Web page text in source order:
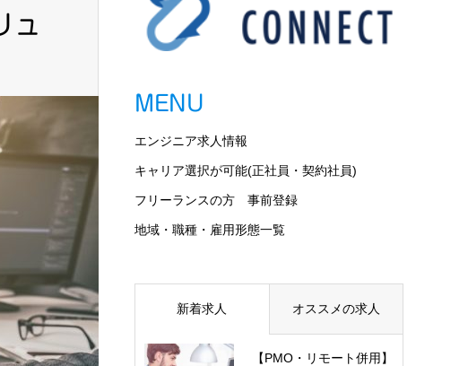
ュ
MENU
エンジニア求人情報
キャリア選択が可能(正社員・契約社員)
フリーランスの方 事前登録
地域・職種・雇用形態一覧
新着求人 オススメの求人
【PMO・リモート併用】